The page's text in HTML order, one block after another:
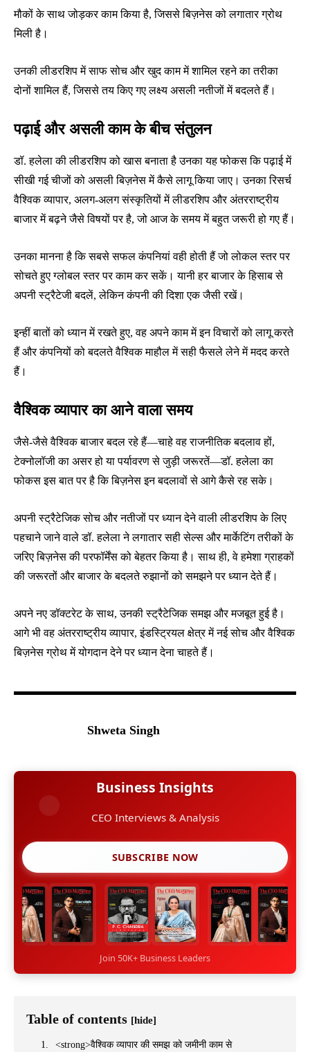
मौकों के साथ जोड़कर काम किया है, जिससे बिज़नेस को लगातार ग्रोथ
मिली है।
उनकी लीडरशिप में साफ सोच और खुद काम में शामिल रहने का तरीका
दोनों शामिल हैं, जिससे तय किए गए लक्ष्य असली नतीजों में बदलते हैं।
पढ़ाई और असली काम के बीच संतुलन
डॉ. हलेला की लीडरशिप को खास बनाता है उनका यह फोकस कि पढ़ाई में
सीखी गई चीजों को असली बिज़नेस में कैसे लागू किया जाए। उनका रिसर्च
वैश्विक व्यापार, अलग-अलग संस्कृतियों में लीडरशिप और अंतरराष्ट्रीय
बाजार में बढ़ने जैसे विषयों पर है, जो आज के समय में बहुत जरूरी हो गए हैं।
उनका मानना है कि सबसे सफल कंपनियां वही होती हैं जो लोकल स्तर पर
सोचते हुए ग्लोबल स्तर पर काम कर सकें। यानी हर बाजार के हिसाब से
अपनी स्ट्रैटेजी बदलें, लेकिन कंपनी की दिशा एक जैसी रखें।
इन्हीं बातों को ध्यान में रखते हुए, वह अपने काम में इन विचारों को लागू करते
हैं और कंपनियों को बदलते वैश्विक माहौल में सही फैसले लेने में मदद करते
हैं।
वैश्विक व्यापार का आने वाला समय
जैसे-जैसे वैश्विक बाजार बदल रहे हैं—चाहे वह राजनीतिक बदलाव हों,
टेक्नोलॉजी का असर हो या पर्यावरण से जुड़ी जरूरतें—डॉ. हलेला का
फोकस इस बात पर है कि बिज़नेस इन बदलावों से आगे कैसे रह सके।
अपनी स्ट्रैटेजिक सोच और नतीजों पर ध्यान देने वाली लीडरशिप के लिए
पहचाने जाने वाले डॉ. हलेला ने लगातार सही सेल्स और मार्केटिंग तरीकों के
जरिए बिज़नेस की परफॉर्मेंस को बेहतर किया है। साथ ही, वे हमेशा ग्राहकों
की जरूरतों और बाजार के बदलते रुझानों को समझने पर ध्यान देते हैं।
अपने नए डॉक्टरेट के साथ, उनकी स्ट्रैटेजिक समझ और मजबूत हुई है।
आगे भी वह अंतरराष्ट्रीय व्यापार, इंडस्ट्रियल क्षेत्र में नई सोच और वैश्विक
बिज़नेस ग्रोथ में योगदान देने पर ध्यान देना चाहते हैं।
Shweta Singh
Business Insights
CEO Interviews & Analysis
SUBSCRIBE NOW
Join 50K+ Business Leaders
Table of contents [hide]
<strong>वैश्विक व्यापार की समझ को जमीनी काम से